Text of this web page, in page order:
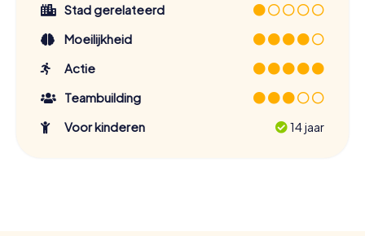
Stad gerelateerd
Moeilijkheid
Actie
Teambuilding
Voor kinderen
14 jaar